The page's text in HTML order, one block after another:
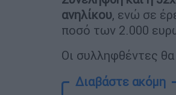
ανηλίκου, ενώ σε
ποσό των 2.000
Οι συλληφθέντες
Διαβάστε ακόμη